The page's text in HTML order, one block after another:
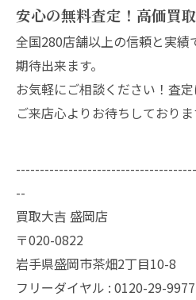
安心の無料査定！高価買取
全国280店舗以上の信頼と実績
期待出来ます。
お気軽にご相談ください！査定
ご来店心よりお待ちしておりま
--
買取大吉 盛岡店
〒020-0822
岩手県盛岡市茶畑2丁目10-8
フリーダイヤル : 0120-29-9977